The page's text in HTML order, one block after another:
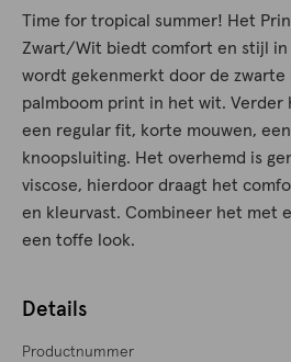
Time for tropical summer! Het
Zwart/Wit biedt comfort en stijl in
wordt gekenmerkt door de
palmboom print in het wit. Verder
een regular fit, korte mouwen,
knoopsluiting. Het overhemd is
viscose, hierdoor draagt het
en kleurvast. Combineer het met
een toffe look.
Details
Productnummer